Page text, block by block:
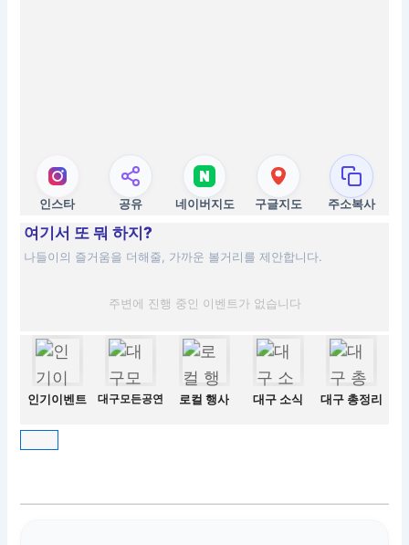
인스타 공유 네이버지도 구글지도 주소복사
여기서 또 뭐 하지?
나들이의 즐거움을 더해줄, 가까운 볼거리를 제안합니다.
주변에 진행 중인 이벤트가 없습니다
인기이벤트 대구모든공연 로컬 행사 대구 소식 대구 총정리